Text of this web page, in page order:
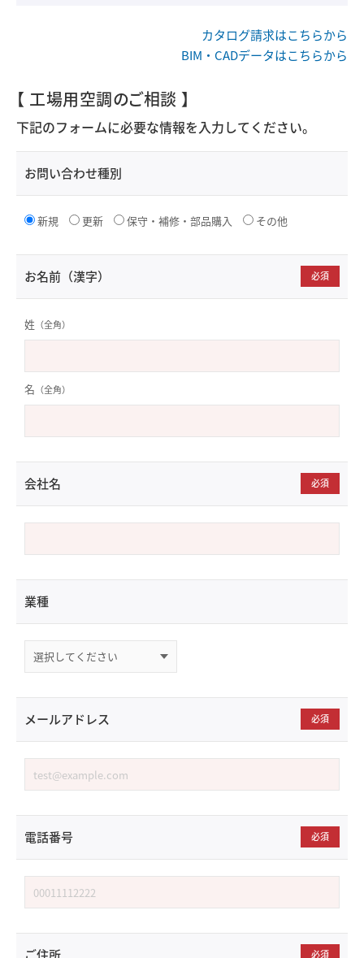
カタログ請求はこちらから
BIM・CADデータはこちらから
【 工場用空調のご相談 】
下記のフォームに必要な情報を入力してください。
お問い合わせ種別
新規 更新 保守・補修・部品購入 その他
お名前（漢字） 必須
姓 （全角）
名 （全角）
会社名 必須
業種
メールアドレス 必須
電話番号 必須
必須